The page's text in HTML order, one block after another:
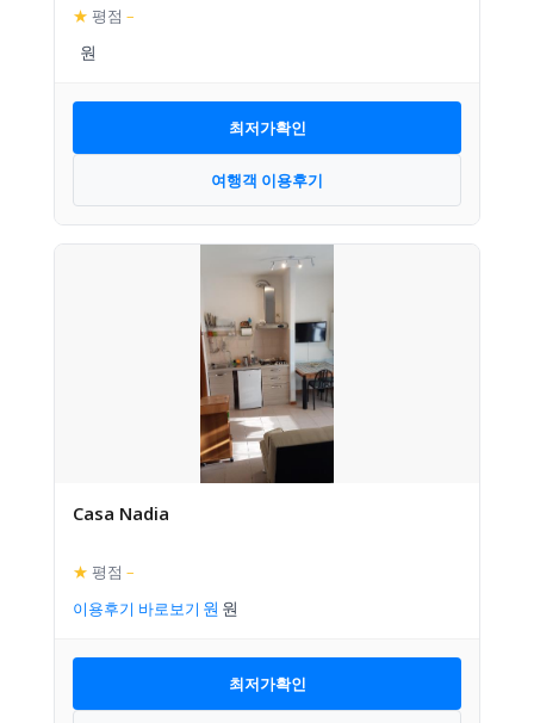
★ 평점 –
최저가확인
여행객 이용후기
Casa Nadia
★ 평점 –
이용후기 바로보기
최저가확인